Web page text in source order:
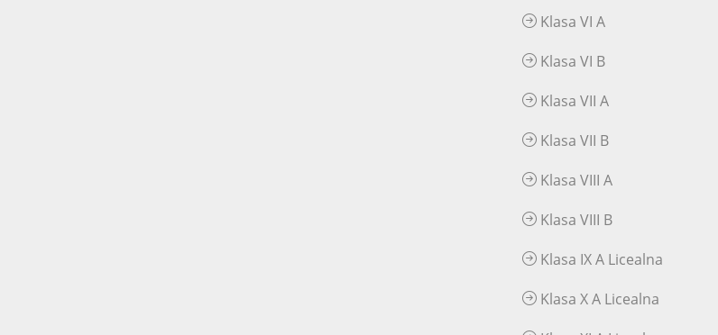
Klasa VI A
Klasa VI B
Klasa VII A
Klasa VII B
Klasa VIII A
Klasa VIII B
Klasa IX A Licealna
Klasa X A Licealna